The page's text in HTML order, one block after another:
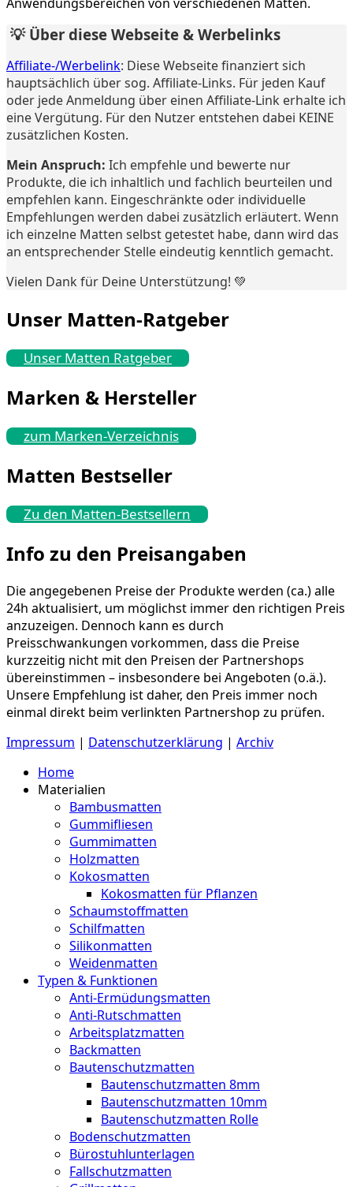
💡 Über diese Webseite & Werbelinks
Affiliate-/Werbelink: Diese Webseite finanziert sich
hauptsächlich über sog. Affiliate-Links. Für jeden Kauf
oder jede Anmeldung über einen Affiliate-Link erhalte ich
eine Vergütung. Für den Nutzer entstehen dabei KEINE
zusätzlichen Kosten.
Mein Anspruch: Ich empfehle und bewerte nur
Produkte, die ich inhaltlich und fachlich beurteilen und
empfehlen kann. Eingeschränkte oder individuelle
Empfehlungen werden dabei zusätzlich erläutert. Wenn
ich einzelne Matten selbst getestet habe, dann wird das
an entsprechender Stelle eindeutig kenntlich gemacht.
Vielen Dank für Deine Unterstützung! 💚
Unser Matten-Ratgeber
Unser Matten Ratgeber
Marken & Hersteller
zum Marken-Verzeichnis
Matten Bestseller
Zu den Matten-Bestsellern
Info zu den Preisangaben
Die angegebenen Preise der Produkte werden (ca.) alle
24h aktualisiert, um möglichst immer den richtigen Preis
anzuzeigen. Dennoch kann es durch
Preisschwankungen vorkommen, dass die Preise
kurzzeitig nicht mit den Preisen der Partnershops
übereinstimmen – insbesondere bei Angeboten (o.ä.).
Unsere Empfehlung ist daher, den Preis immer noch
einmal direkt beim verlinkten Partnershop zu prüfen.
Impressum | Datenschutzerklärung | Archiv
Home
Materialien
Bambusmatten
Gummifliesen
Gummimatten
Holzmatten
Kokosmatten
Kokosmatten für Pflanzen
Schaumstoffmatten
Schilfmatten
Silikonmatten
Weidenmatten
Typen & Funktionen
Anti-Ermüdungsmatten
Anti-Rutschmatten
Arbeitsplatzmatten
Backmatten
Bautenschutzmatten
Bautenschutzmatten 8mm
Bautenschutzmatten 10mm
Bautenschutzmatten Rolle
Bodenschutzmatten
Bürostuhlunterlagen
Fallschutzmatten